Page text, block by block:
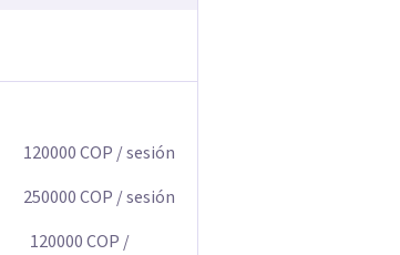
120000COP / sesión
250000COP / sesión
120000COP /